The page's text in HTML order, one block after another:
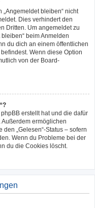
bleiben“ nicht
Dies verhindert den
Dritten. Um angemeldet zu
beim Anmelden
du dich an einem öffentlichen
Wenn diese Option
von der Board-
erstellt hat und die dafür
ermöglichen
„Gelesen“-Status – sofern
Wenn du Probleme bei der
du die Cookies löscht.